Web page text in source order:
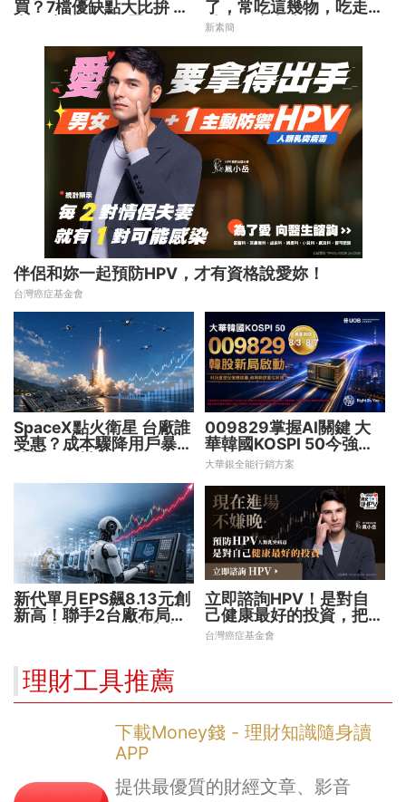
買？7檔優缺點大比拚 找
了，常吃這幾物，吃走大
肚囊，瘦出小蠻腰
新素簡
伴侶和妳一起預防HPV，才有資格說愛妳！
台灣癌症基金會
SpaceX點火衛星 台廠誰
受惠？成本驟降用戶暴增
009829掌握AI關鍵 大
華韓國KOSPI 50今強勢
開募
大華銀全能行銷方案
新代單月EPS飆8.13元創
新高！聯手2台廠布局機
立即諮詢HPV！是對自
己健康最好的投資，把握
現在不嫌晚！
台灣癌症基金會
理財工具推薦
下載Money錢 - 理財知識隨身讀
APP
提供最優質的財經文章、影音